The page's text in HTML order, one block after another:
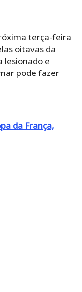
terça-feira
oitavas da
lesionado e
pode fazer
da França,